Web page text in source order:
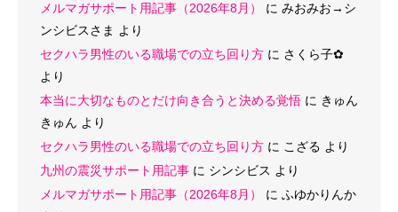
メルマガサポート用記事（2026年8月）
に みおみお→シ
ンシビスさま より
セクハラ男性のいる職場での立ち回り方 に さくら子‪✿
より
本当に大切なものとだけ向き合うと決める覚悟 に きゅん
きゅん より
セクハラ男性のいる職場での立ち回り方 に こざる より
九州の震災サポート用記事 に シンシビス より
メルマガサポート用記事（2026年8月）
に ふゆかりんか